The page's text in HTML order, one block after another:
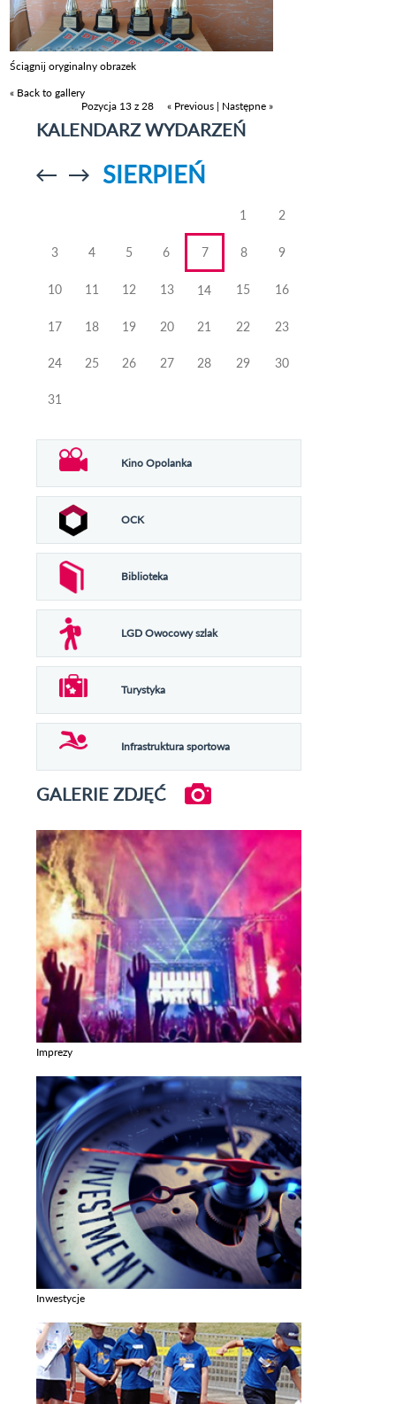
Ściągnij oryginalny obrazek
« Back to gallery
Pozycja 13 z 28
« Previous | Następne »
KALENDARZ WYDARZEŃ
Przejdź doPrzejdź do
SIERPIEŃ
1 2
3 4 5 6 7 8 9
10 11 12 13 14 15 16
17 18 19 20 21 22 23
24 25 26 27 28 29 30
31
Kino Opolanka
OCK
Biblioteka
LGD Owocowy szlak
Turystyka
Infrastruktura sportowa
GALERIE ZDJĘĆ
Imprezy
Inwestycje